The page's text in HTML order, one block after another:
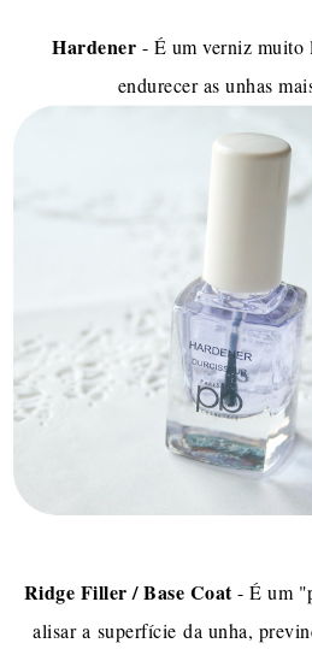
Hardener - É um verniz
endurecer as unhas
Ridge Filler / Base Coat- É um
alisar a superfície da unha,